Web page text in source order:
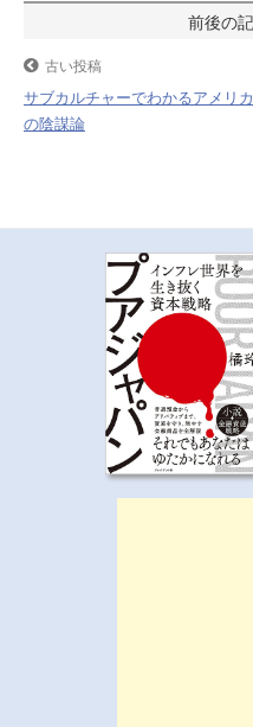
稿
ナ
ゲ
古い投稿
サブカルチャーでわかるアメリカ
の陰謀論